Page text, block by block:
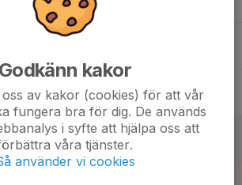
Godkänn kakor
av kakor (cookies) för att vår
fungera bra för dig. De används
i syfte att hjälpa oss att
våra tjänster.
använder vi cookies